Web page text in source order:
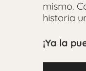
mismo.
historia
¡Ya la